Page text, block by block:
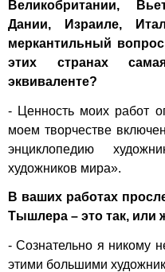
Великобритании,
Дании, Израиле,
меркантильный
этих странах
эквиваленте?
- Ценность моих работ
моем творчестве
энциклопедию
художников мира».
В ваших работах
Тышлера – это так, или
- Сознательно я никому
этими большими